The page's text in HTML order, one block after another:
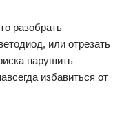
разобрать
или отрезать
нарушить
избавиться от